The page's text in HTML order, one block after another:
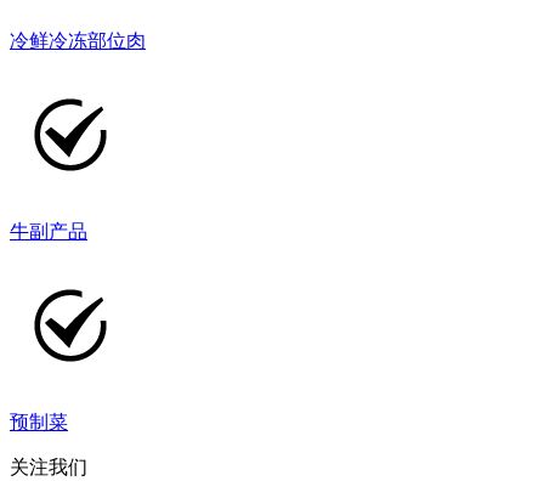
冷鲜冷冻部位肉
牛副产品
预制菜
关注我们